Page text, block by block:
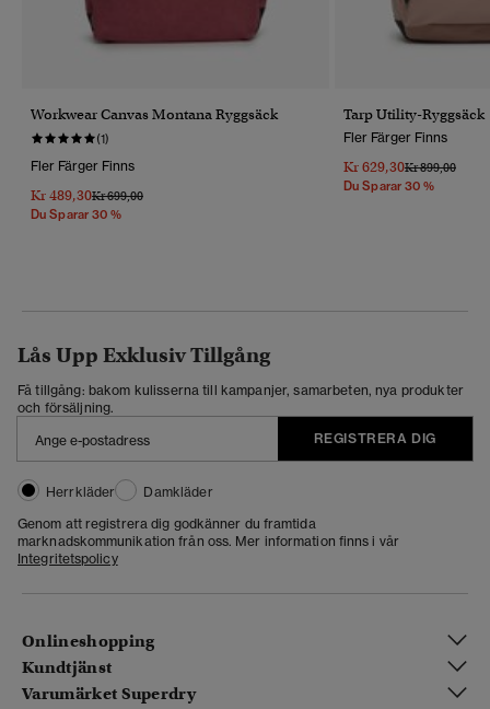
Workwear Canvas Montana Ryggsäck
(1)
Fler Färger Finns
Kr 489,30Pris Reducerat Från
Kr 699,00Till
Du Sparar 30 %
Tarp Utility-Ryggsäck
Fler Färger Finns
Kr 629,30Pris Reducerat
Kr 899,00Till
Du Sparar 30 %
Lås Upp Exklusiv Tillgång
Få tillgång: bakom kulisserna till kampanjer, samarbeten, nya produkter
och försäljning.
REGISTRERA DIG
Herrkläder
Damkläder
Genom att registrera dig godkänner du framtida
marknadskommunikation från oss. Mer information finns i vår
Integritetspolicy
Onlineshopping
Kundtjänst
Varumärket Superdry